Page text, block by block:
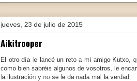
jueves, 23 de julio de 2015
Aikitrooper
El otro día le lancé un reto a mi amigo Kutxo,
como bien sabréis algunos de vosotros, le
la ilustración y no se le da nada mal la verdad.